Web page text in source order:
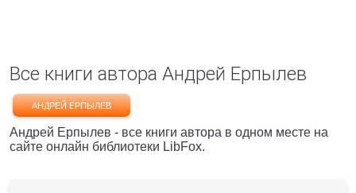
Все книги автора Андрей Ерпылев
АНДРЕЙ ЕРПЫЛЕВ
Андрей Ерпылев - все книги автора в одном месте на
сайте онлайн библиотеки LibFox.